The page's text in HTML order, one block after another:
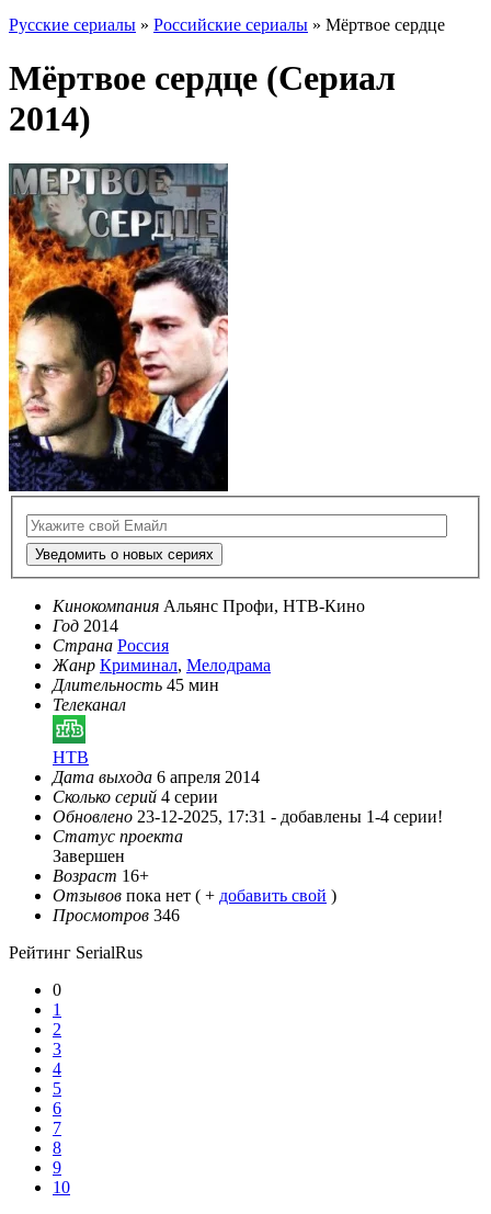
Русские сериалы » Российские сериалы » Мёртвое сердце
Мёртвое сердце (Сериал
2014)
Уведомить о новых сериях
Кинокомпания Альянс Профи, НТВ-Кино
Год 2014
Страна Россия
Жанр Криминал, Мелодрама
Длительность 45 мин
Телеканал
НТВ
Дата выхода 6 апреля 2014
Сколько серий 4 серии
Обновлено 23-12-2025, 17:31 - добавлены 1-4 серии!
Статус проекта
Завершен
Возраст 16+
Отзывов пока нет ( + добавить свой )
Просмотров 346
Рейтинг SerialRus
0
1
2
3
4
5
6
7
8
9
10